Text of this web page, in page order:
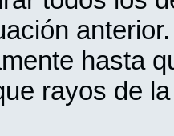
hasta
rayos de